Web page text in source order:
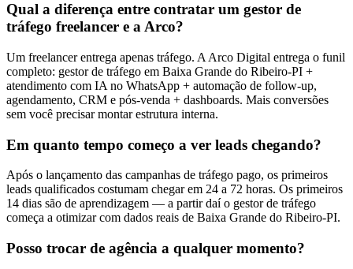
Qual a diferença entre contratar um gestor de
tráfego freelancer e a Arco?
Um freelancer entrega apenas tráfego. A Arco Digital entrega o funil
completo: gestor de tráfego em Baixa Grande do Ribeiro-PI +
atendimento com IA no WhatsApp + automação de follow-up,
agendamento, CRM e pós-venda + dashboards. Mais conversões
sem você precisar montar estrutura interna.
Em quanto tempo começo a ver leads chegando?
Após o lançamento das campanhas de tráfego pago, os primeiros
leads qualificados costumam chegar em 24 a 72 horas. Os primeiros
14 dias são de aprendizagem — a partir daí o gestor de tráfego
começa a otimizar com dados reais de Baixa Grande do Ribeiro-PI.
Posso trocar de agência a qualquer momento?